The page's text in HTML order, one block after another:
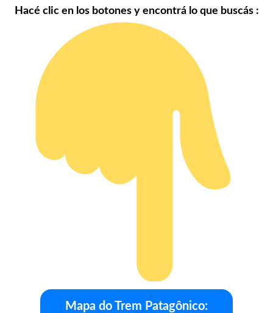
Hacé clic en los botones y encontrá lo que buscás :
Mapa do Trem Patagônico: